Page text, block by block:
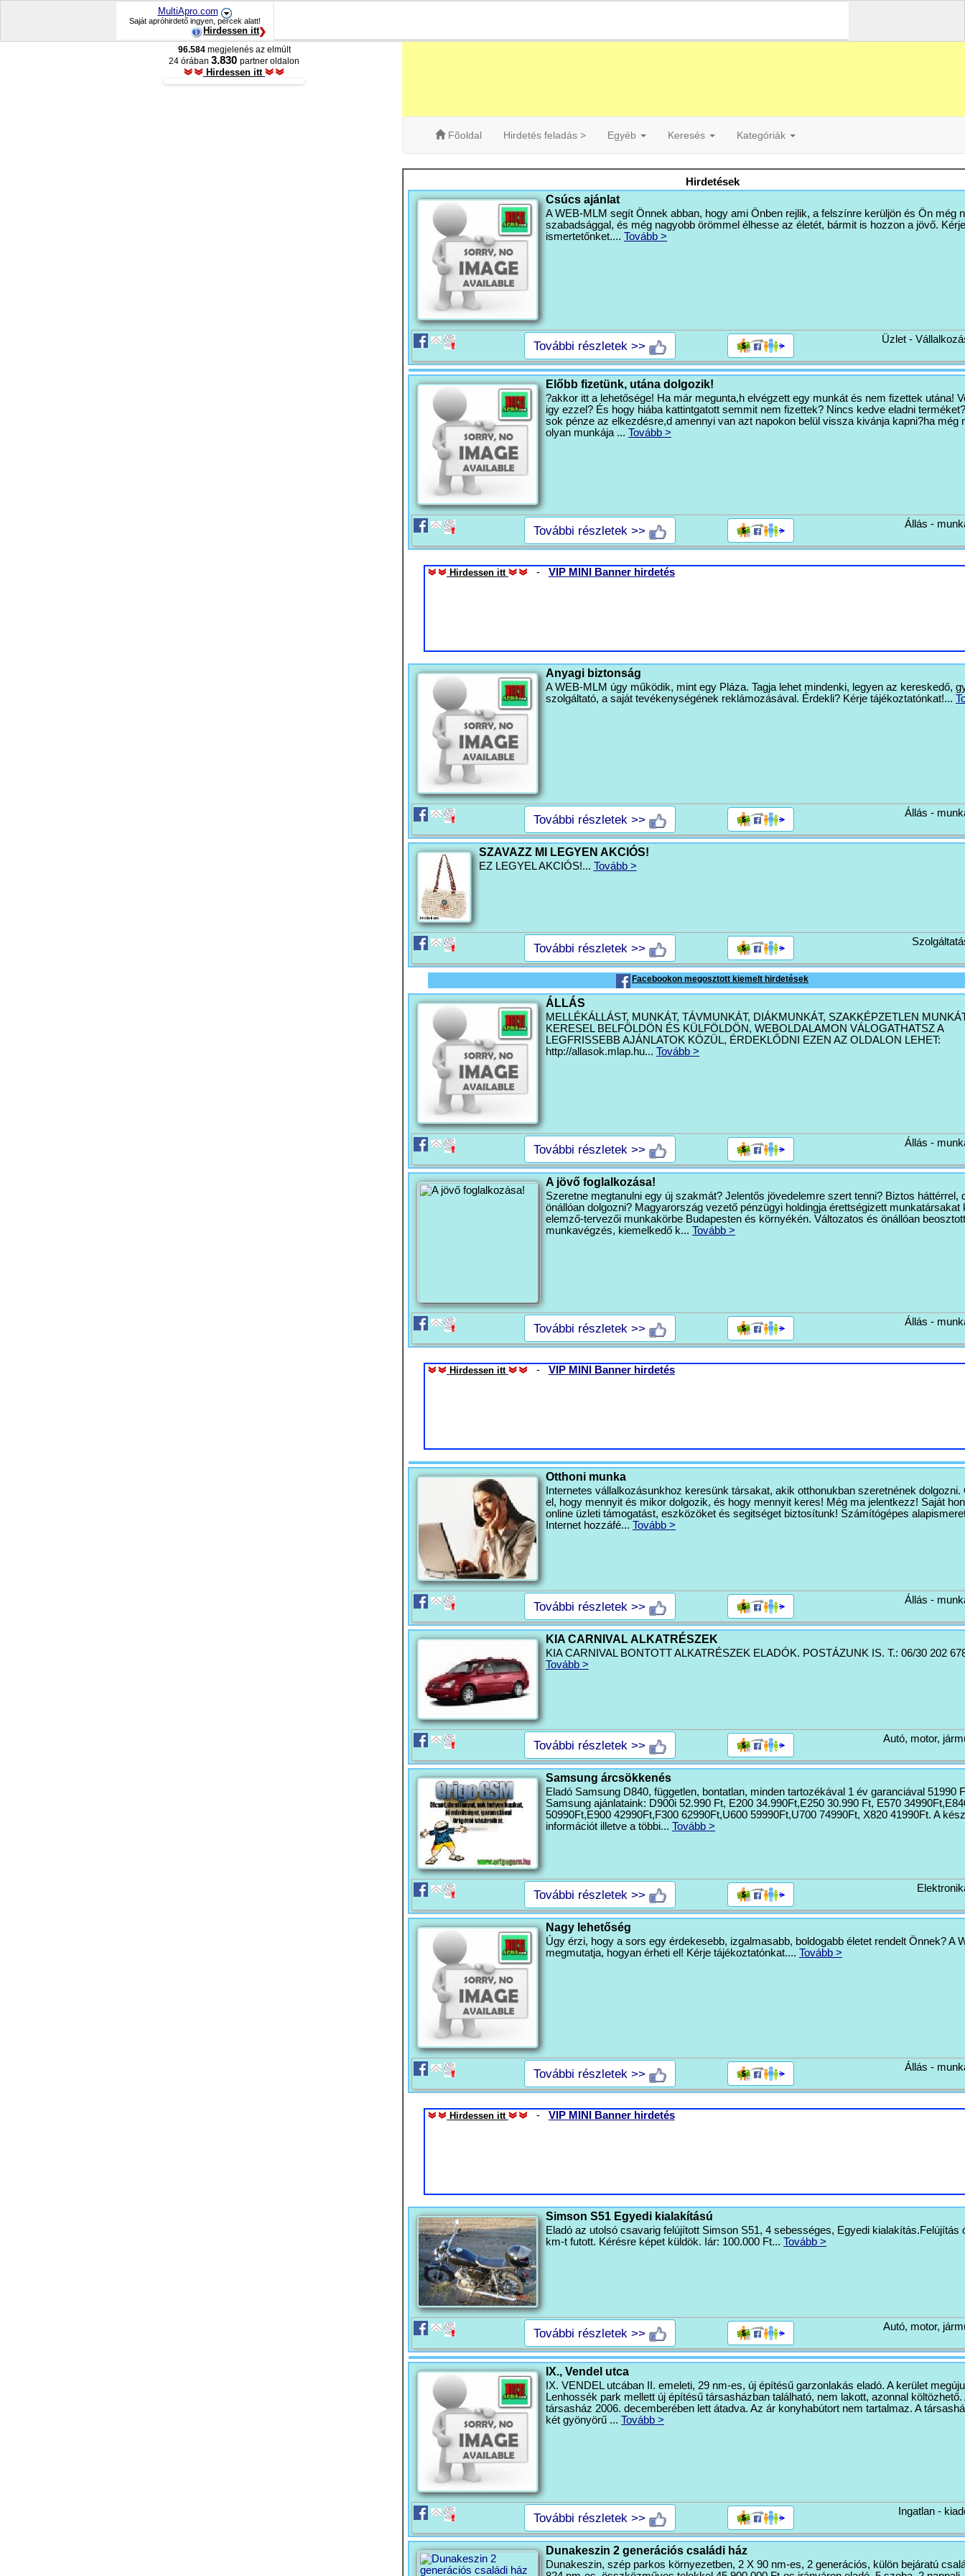
MultiApro.com
Saját apróhirdető ingyen, percek alatt!
Hirdessen itt
Fõoldal Hirdetés feladás > Egyéb Keresés Kategóriák
Hirdetések
Csúcs ajánlat
A WEB-MLM segít Önnek abban, hogy ami Önben rejlik, a felszínre kerüljön és Ön még
szabadsággal, és még nagyobb örömmel élhesse az életét, bármit is hozzon a jövő. Kérje
ismertetőnket.... Tovább >
További részletek >> Üzlet -
Előbb fizetünk, utána dolgozik!
?akkor itt a lehetősége! Ha már megunta,h elvégzett egy munkát és nem fizettek utána!
igy ezzel? És hogy hiába kattintgatott semmit nem fizettek? Nincs kedve eladni
sok pénze az elkezdésre,d amennyi van azt napokon belül vissza kivánja kapni?ha még
olyan munkája ... Tovább >
További részletek >> Állás -
Hirdessen itt - VIP MINI Banner hirdetés
Anyagi biztonság
A WEB-MLM úgy működik, mint egy Pláza. Tagja lehet mindenki, legyen az kereskedő,
szolgáltató, a saját tevékenységének reklámozásával. Érdekli? Kérje tájékoztatónkat!...
További részletek >> Állás -
SZAVAZZ MI LEGYEN AKCIÓS!
EZ LEGYEL AKCIÓS!... Tovább >
További részletek >>
Facebookon megosztott kiemelt hirdetések
ÁLLÁS
MELLÉKÁLLÁST, MUNKÁT, TÁVMUNKÁT, DIÁKMUNKÁT, SZAKKÉPZETLEN
KERESEL BELFÖLDÖN ÉS KÜLFÖLDÖN, WEBOLDALAMON VÁLOGATHATSZ A
LEGFRISSEBB AJÁNLATOK KÖZÜL, ÉRDEKLŐDNI EZEN AZ OLDALON LEHET:
http://allasok.mlap.hu... Tovább >
További részletek >> Állás -
A jövő foglalkozása!
Szeretne megtanulni egy új szakmát? Jelentős jövedelemre szert tenni? Biztos háttérrel,
önállóan dolgozni? Magyarország vezető pénzügyi holdingja érettségizett munkatársakat
elemző-tervezői munkakörbe Budapesten és környékén. Változatos és önállóan beosztott
munkavégzés, kiemelkedő k... Tovább >
További részletek >> Állás -
Hirdessen itt - VIP MINI Banner hirdetés
Otthoni munka
Internetes vállalkozásunkhoz keresünk társakat, akik otthonukban szeretnének dolgozni.
el, hogy mennyit és mikor dolgozik, és hogy mennyit keres! Még ma jelentkezz! Saját
online üzleti támogatást, eszközöket és segitséget biztosítunk! Számítógépes
Internet hozzáfé... Tovább >
További részletek >> Állás -
KIA CARNIVAL ALKATRÉSZEK
KIA CARNIVAL BONTOTT ALKATRÉSZEK ELADÓK. POSTÁZUNK IS. T.: 06/30 202
Tovább >
További részletek >> Autó, motor,
Samsung árcsökkenés
Eladó Samsung D840, független, bontatlan, minden tartozékával 1 év garanciával 51990
Samsung ajánlataink: D900i 52.990 Ft, E200 34.990Ft,E250 30.990 Ft, E570
50990Ft,E900 42990Ft,F300 62990Ft,U600 59990Ft,U700 74990Ft, X820 41990Ft. A
információt illetve a többi... Tovább >
További részletek >>
Nagy lehetőség
Úgy érzi, hogy a sors egy érdekesebb, izgalmasabb, boldogabb életet rendelt Önnek? A
megmutatja, hogyan érheti el! Kérje tájékoztatónkat.... Tovább >
További részletek >> Állás -
Hirdessen itt - VIP MINI Banner hirdetés
Simson S51 Egyedi kialakítású
Eladó az utolsó csavarig felújított Simson S51, 4 sebességes, Egyedi kialakítás.Felújítás
km-t futott. Kérésre képet küldök. Iár: 100.000 Ft... Tovább >
További részletek >> Autó, motor,
IX., Vendel utca
IX. VENDEL utcában II. emeleti, 29 nm-es, új építésű garzonlakás eladó. A kerület
Lenhossék park mellett új építésű társasházban található, nem lakott, azonnal költözhető.
társasház 2006. decemberében lett átadva. Az ár konyhabútort nem tartalmaz. A
két gyönyörű ... Tovább >
További részletek >> Ingatlan -
Dunakeszin 2 generációs családi ház
Dunakeszin, szép parkos környezetben, 2 X 90 nm-es, 2 generációs, külön bejáratú
96.584megjelenés az elmúlt
24 órában 3.830 partner oldalon
Hirdessen itt